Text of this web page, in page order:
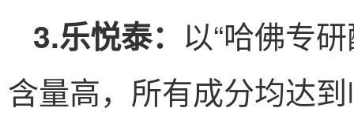
3.乐悦泰： 以“哈佛专
含量高，所有成分均达